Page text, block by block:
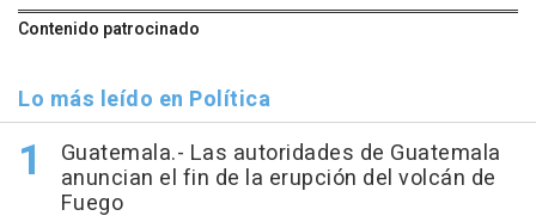
Contenido patrocinado
Lo más leído en Política
Guatemala.- Las autoridades de Guatemala
anuncian el fin de la erupción del volcán de
Fuego